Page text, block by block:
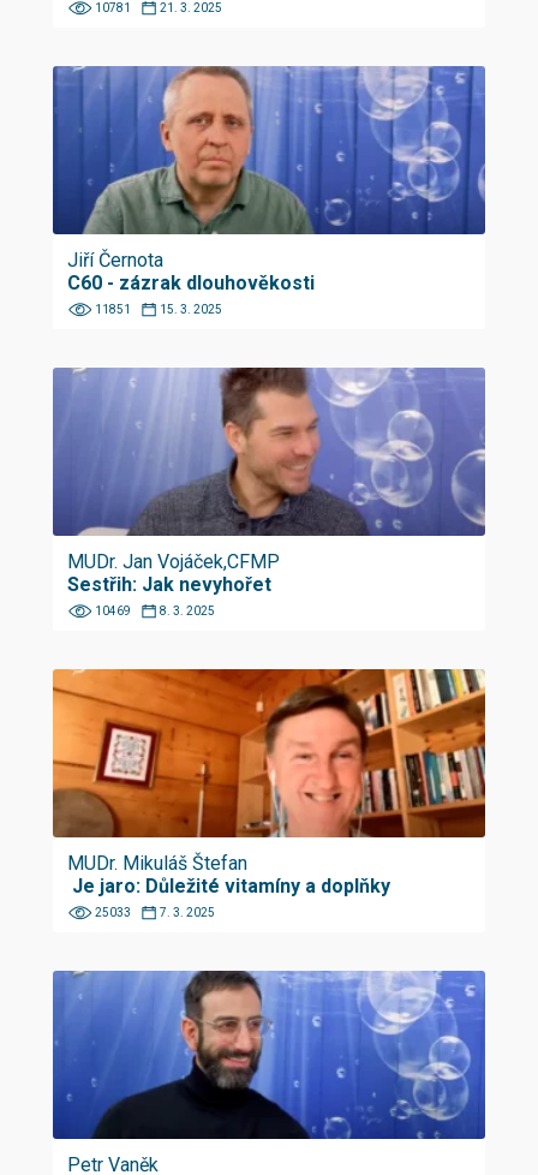
10781 21. 3. 2025
Jiří Černota
C60 - zázrak dlouhověkosti
11851 15. 3. 2025
MUDr. Jan Vojáček,CFMP
Sestřih: Jak nevyhořet
10469 8. 3. 2025
MUDr. Mikuláš Štefan
Je jaro: Důležité vitamíny a doplňky
25033 7. 3. 2025
Petr Vaněk